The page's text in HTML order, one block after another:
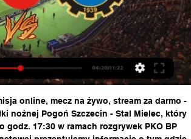
online, mecz na żywo, stream za darmo -
nożnej Pogoń Szczecin - Stal Mielec, który
godz. 17:30 w ramach rozgrywek PKO BP